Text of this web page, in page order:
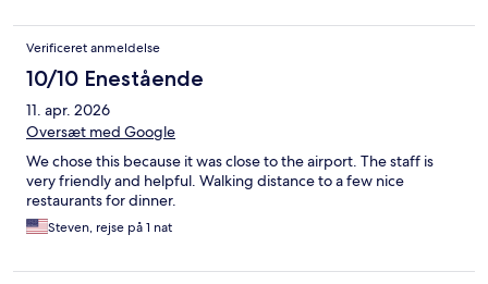
Verificeret anmeldelse
10/10 Enestående
11. apr. 2026
Oversæt med Google
We chose this because it was close to the airport. The staff is
very friendly and helpful. Walking distance to a few nice
restaurants for dinner.
Steven, rejse på 1 nat